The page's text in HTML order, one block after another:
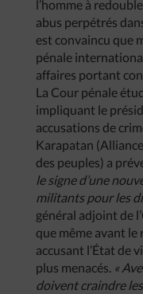
l’homme à
abus perpétrés
est convaincu que
pénale
affaires portant
La Cour pénale
impliquant le
accusations de
Karapatan
des peuples) a
le signe d’une
militants pour les
général adjoint de
que même avant
accusant l’État de
plus menacés. «
doivent craindre